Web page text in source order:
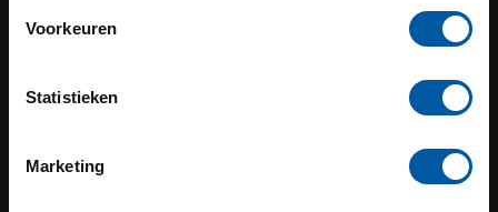
Voorkeuren
Statistieken
Marketing
SERVICE
3433KL Nieuwegein
+31 (0) 348 20 0002